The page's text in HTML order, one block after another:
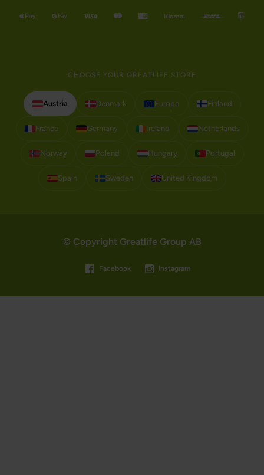
CHOOSE YOUR GREATLIFE STORE
Austria Denmark Europe Finland
France Germany Ireland Netherlands
Norway Poland Hungary Portugal
Spain Sweden United Kingdom
© Copyright Greatlife Group AB
Facebook Instagram